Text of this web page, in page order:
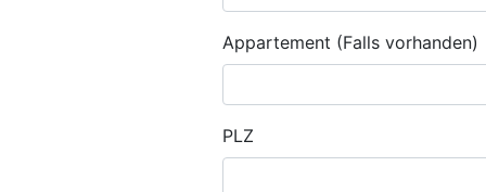
Appartement (Falls vorhanden)
PLZ